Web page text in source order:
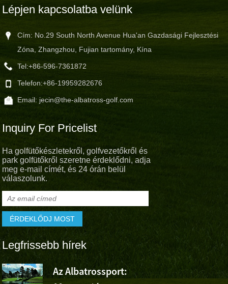
Lépjen kapcsolatba velünk
Cím: No.29 South North Avenue Hua'an Gazdasági Fejlesztési
Zóna, Zhangzhou, Fujian tartomány, Kína
Tel:+86-596-7361872
Telefon:+86-19959282676
Email: jecin@the-albatross-golf.com
Inquiry For Pricelist
Ha golfütőkészletekről, golfvezetőkről és
park golfütőkről szeretne érdeklődni, adja
meg e-mail címét, és 24 órán belül
válaszolunk.
Legfrissebb hírek
Az Albatrossport:
Az